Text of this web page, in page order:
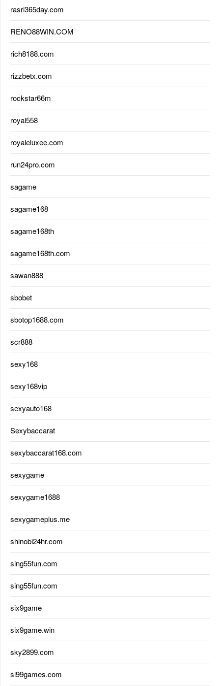
rasri365day.com
RENO88WIN.COM
rich8188.com
rizzbetx.com
rockstar66m
royal558
royaleluxee.com
run24pro.com
sagame
sagame168
sagame168th
sagame168th.com
sawan888
sbobet
sbotop1688.com
scr888
sexy168
sexy168vip
sexyauto168
Sexybaccarat
sexybaccarat168.com
sexygame
sexygame1688
sexygameplus.me
shinobi24hr.com
sing55fun.com
sing55fun.com
six9game
six9game.win
sky2899.com
sl99games.com